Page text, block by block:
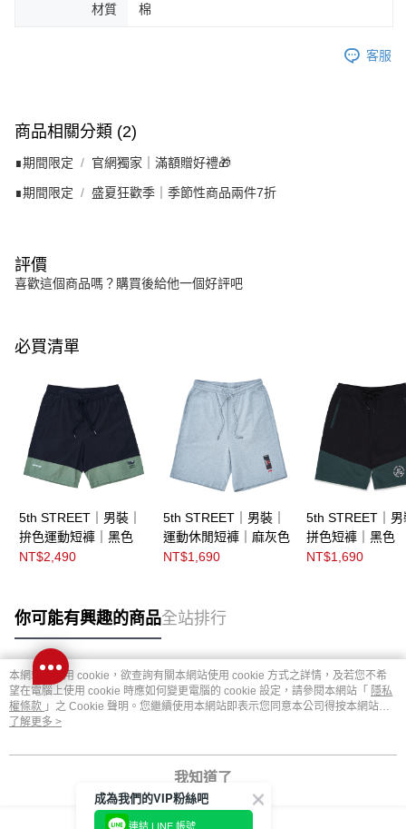
材質 棉
客服
商品相關分類 (2)
∎期間限定 官網獨家｜滿額贈好禮🎁
∎期間限定 盛夏狂歡季｜季節性商品兩件7折
評價
喜歡這個商品嗎？購買後給他一個好評吧
必買清單
5th STREET｜男裝｜
拚色運動短褲｜黑色
NT$2,490
5th STREET｜男裝｜
運動休閒短褲｜麻灰色
NT$1,690
5th STREET｜男
拼色短褲｜黑色
NT$1,690
你可能有興趣的商品全站排行
熱門標籤
本網站中使用 cookie，欲查詢有關本網站使用 cookie 方式之詳情，及若您不希
望在電腦上使用 cookie 時應如何變更電腦的 cookie 設定，請參閱本網站「 隱私
權條款 」之 Cookie 聲明。您繼續使用本網站即表示您同意本公司得按本網站使
用條款之 Cookie 聲明使用 cookie。
了解更多 >
我知道了
成為我們的VIP粉絲吧
連結 LINE 帳號